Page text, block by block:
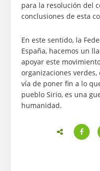
para la resolución del
conclusiones de esta
En este sentido, la
España, hacemos un
apoyar este
organizaciones verdes,
vía de poner fin a lo
pueblo Sirio, es una
humanidad.